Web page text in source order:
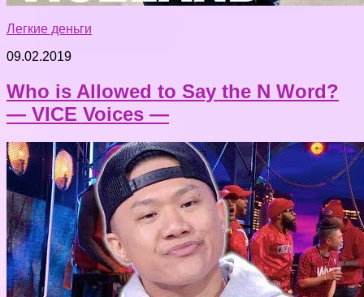
Легкие деньги
09.02.2019
Who is Allowed to Say the N Word?
— VICE Voices —